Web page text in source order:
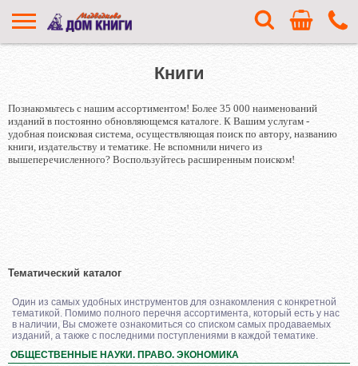
Книги
Познакомьтесь с нашим ассортиментом! Более 35 000 наименований
изданий в постоянно обновляющемся каталоге. К Вашим услугам -
удобная поисковая система, осуществляющая поиск по автору, названию
книги, издательству и тематике. Не вспомнили ничего из
вышеперечисленного? Воспользуйтесь расширенным поиском!
Тематический каталог
Один из самых удобных инструментов для ознакомления с конкретной
тематикой. Помимо полного перечня ассортимента, который есть у нас
в наличии, Вы сможете ознакомиться со списком самых продаваемых
изданий, а также с последними поступлениями в каждой тематике.
ОБЩЕСТВЕННЫЕ НАУКИ. ПРАВО. ЭКОНОМИКА